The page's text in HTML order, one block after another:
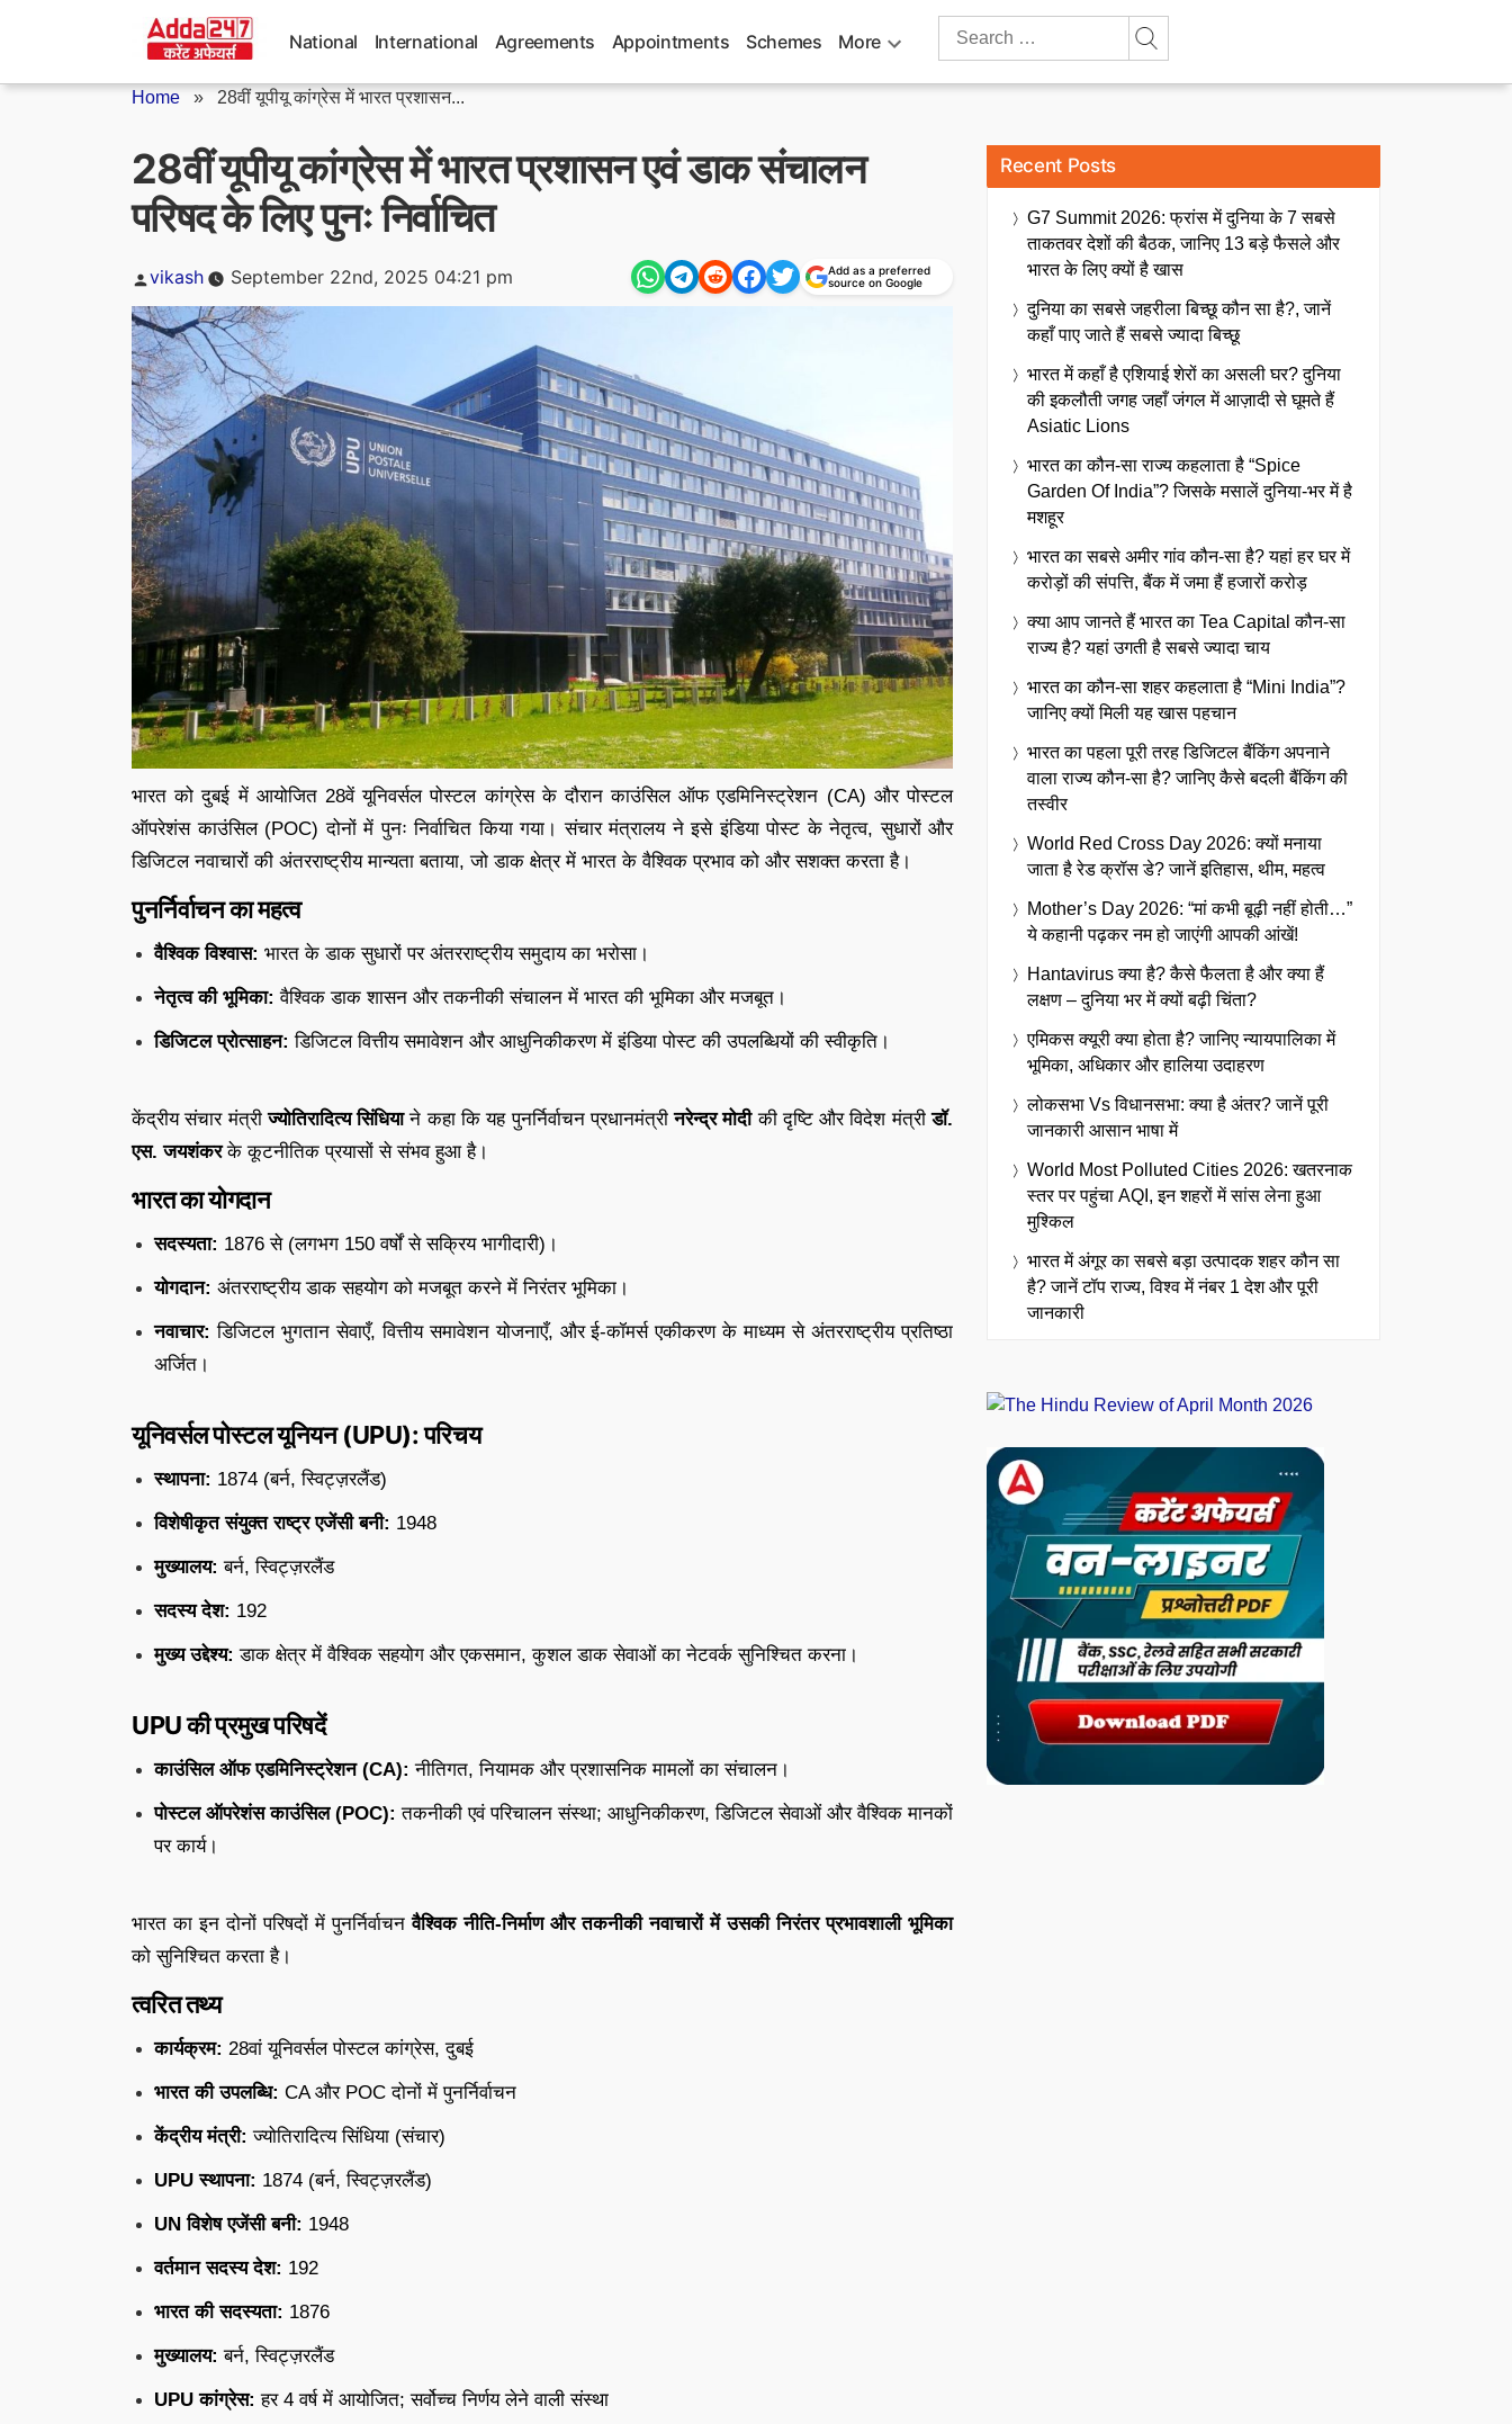
National International Agreements Appointments Schemes More
Search
Home » 28वीं यूपीयू कांग्रेस में भारत प्रशासन...
28वीं यूपीयू कांग्रेस में भारत प्रशासन एवं डाक संचालन
परिषद के लिए पुनः निर्वाचित
Posted
vikash September 22nd, 2025 04:21 pm
Add as a preferred
source on Google
भारत को दुबई में आयोजित 28वें यूनिवर्सल पोस्टल कांग्रेस के दौरान काउंसिल ऑफ एडमिनिस्ट्रेशन (CA) और पोस्टल
ऑपरेशंस काउंसिल (POC) दोनों में पुनः निर्वाचित किया गया। संचार मंत्रालय ने इसे इंडिया पोस्ट के नेतृत्व, सुधारों और
डिजिटल नवाचारों की अंतरराष्ट्रीय मान्यता बताया, जो डाक क्षेत्र में भारत के वैश्विक प्रभाव को और सशक्त करता है।
पुनर्निर्वाचन का महत्व
वैश्विक विश्वास: भारत के डाक सुधारों पर अंतरराष्ट्रीय समुदाय का भरोसा।
नेतृत्व की भूमिका: वैश्विक डाक शासन और तकनीकी संचालन में भारत की भूमिका और मजबूत।
डिजिटल प्रोत्साहन: डिजिटल वित्तीय समावेशन और आधुनिकीकरण में इंडिया पोस्ट की उपलब्धियों की स्वीकृति।
केंद्रीय संचार मंत्रीज्योतिरादित्य सिंधियाने कहा कि यह पुनर्निर्वाचन प्रधानमंत्रीनरेन्द्र मोदीकी दृष्टि और विदेश मंत्रीडॉ.
एस. जयशंकरके कूटनीतिक प्रयासों से संभव हुआ है।
भारत का योगदान
सदस्यता: 1876 से (लगभग 150 वर्षों से सक्रिय भागीदारी)।
योगदान: अंतरराष्ट्रीय डाक सहयोग को मजबूत करने में निरंतर भूमिका।
नवाचार: डिजिटल भुगतान सेवाएँ, वित्तीय समावेशन योजनाएँ, और ई-कॉमर्स एकीकरण के माध्यम से अंतरराष्ट्रीय प्रतिष्ठा
अर्जित।
यूनिवर्सल पोस्टल यूनियन (UPU): परिचय
स्थापना: 1874 (बर्न, स्विट्ज़रलैंड)
विशेषीकृत संयुक्त राष्ट्र एजेंसी बनी: 1948
मुख्यालय: बर्न, स्विट्ज़रलैंड
सदस्य देश: 192
मुख्य उद्देश्य: डाक क्षेत्र में वैश्विक सहयोग और एकसमान, कुशल डाक सेवाओं का नेटवर्क सुनिश्चित करना।
UPU की प्रमुख परिषदें
काउंसिल ऑफ एडमिनिस्ट्रेशन (CA): नीतिगत, नियामक और प्रशासनिक मामलों का संचालन।
पोस्टल ऑपरेशंस काउंसिल (POC): तकनीकी एवं परिचालन संस्था; आधुनिकीकरण, डिजिटल सेवाओं और वैश्विक मानकों
पर कार्य।
भारत का इन दोनों परिषदों में पुनर्निर्वाचनवैश्विक नीति-निर्माण और तकनीकी नवाचारों में उसकी निरंतर प्रभावशाली भूमिका
को सुनिश्चित करता है।
त्वरित तथ्य
कार्यक्रम: 28वां यूनिवर्सल पोस्टल कांग्रेस, दुबई
भारत की उपलब्धि: CA और POC दोनों में पुनर्निर्वाचन
केंद्रीय मंत्री: ज्योतिरादित्य सिंधिया (संचार)
UPU स्थापना: 1874 (बर्न, स्विट्ज़रलैंड)
UN विशेष एजेंसी बनी: 1948
वर्तमान सदस्य देश: 192
भारत की सदस्यता: 1876
मुख्यालय: बर्न, स्विट्ज़रलैंड
UPU कांग्रेस: हर 4 वर्ष में आयोजित; सर्वोच्च निर्णय लेने वाली संस्था
Recent Posts
G7 Summit 2026: फ्रांस में दुनिया के 7 सबसे
ताकतवर देशों की बैठक, जानिए 13 बड़े फैसले और
भारत के लिए क्यों है खास
दुनिया का सबसे जहरीला बिच्छू कौन सा है?, जानें
कहाँ पाए जाते हैं सबसे ज्यादा बिच्छू
भारत में कहाँ है एशियाई शेरों का असली घर? दुनिया
की इकलौती जगह जहाँ जंगल में आज़ादी से घूमते हैं
Asiatic Lions
भारत का कौन-सा राज्य कहलाता है “Spice
Garden Of India”? जिसके मसालें दुनिया-भर में है
मशहूर
भारत का सबसे अमीर गांव कौन-सा है? यहां हर घर में
करोड़ों की संपत्ति, बैंक में जमा हैं हजारों करोड़
क्या आप जानते हैं भारत का Tea Capital कौन-सा
राज्य है? यहां उगती है सबसे ज्यादा चाय
भारत का कौन-सा शहर कहलाता है “Mini India”?
जानिए क्यों मिली यह खास पहचान
भारत का पहला पूरी तरह डिजिटल बैंकिंग अपनाने
वाला राज्य कौन-सा है? जानिए कैसे बदली बैंकिंग की
तस्वीर
World Red Cross Day 2026: क्यों मनाया
जाता है रेड क्रॉस डे? जानें इतिहास, थीम, महत्व
Mother’s Day 2026: “मां कभी बूढ़ी नहीं होती…”
ये कहानी पढ़कर नम हो जाएंगी आपकी आंखें!
Hantavirus क्या है? कैसे फैलता है और क्या हैं
लक्षण – दुनिया भर में क्यों बढ़ी चिंता?
एमिकस क्यूरी क्या होता है? जानिए न्यायपालिका में
भूमिका, अधिकार और हालिया उदाहरण
लोकसभा Vs विधानसभा: क्या है अंतर? जानें पूरी
जानकारी आसान भाषा में
World Most Polluted Cities 2026: खतरनाक
स्तर पर पहुंचा AQI, इन शहरों में सांस लेना हुआ
मुश्किल
भारत में अंगूर का सबसे बड़ा उत्पादक शहर कौन सा
है? जानें टॉप राज्य, विश्व में नंबर 1 देश और पूरी
जानकारी